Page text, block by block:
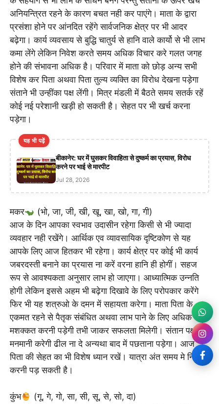
अनियन्त्रित रहने के कारण बचत नही कर पाएंगे। माता के द्वारा
प्रसंशा होने पर आंनदित रहेंगे सार्वजनिक क्षेत्र पर भी आदर
बढ़ेगा। कार्य व्यवसाय से बुद्धि चातुर्य से हानि वाले कार्यो से भी लाभ
कमा लेंगे लेकिन निवेश करते समय अधिक विचार करे गलत जगह
होने की संभावना अधिक है। परिवार में माता को छोड़ अन्य सभी
विशेष कर पिता अथवा पिता तुल्य व्यक्ति का विरोध देखना पड़ेगा
संताने भी उन्हींका पक्ष लेंगी। मित्र मंडली में बैठते समय सतर्क रहें
कोई नई परेशानी खड़ी हो सकती है। सेहत पर भी खर्च करना
पड़ेगा।
यह भी पढ़ें
बीकानेर: घर में घुसकर विवाहिता से दुष्कर्म का प्रयास, विरोध
करने पर भाई से मारपीट
Jul 28, 2026
मकर
(भो, जा, जी, खी, खू, खा, खो, गा, गी)
आज के दिन आपका स्वभाव उदासीन रहेगा किसी से भी ज्यादा
व्यवहार नही रखेंगे। आर्थिक एव व्यावसायिक दृष्टिकोण से यह
आपके लिए आज हितकर भी रहेगा। कार्य क्षेत्र पर कोई भी कार्य
जबरदस्ती बनाने का प्रयास ना करें वरना हानि ही होगीं। सहज
रूप से आवश्यकता अनुसार लाभ हो जाएगा। आध्यात्मिक उन्नति
होगी लेकिन इससे अहम भी बढ़ेगा दिखावे के लिए परोपकार करेंगे
फिर भी यह शत्रुओ के दमन में सहायता करेगा। माता पिता के
एकमत रहने से पैतृक संबंधित अथवा लाभ पाने के लिए अधिक
मशक्कत करनी पड़ेगी तभी जाकर सफलता मिलेगी। संतान पक्ष
मनमानी करेगी ढील ना दे अन्यथा बाद में पछताना पड़ेगा। आज
पिता की सेहत का भी विशेष ध्यान रखें। यात्रा अंत समय मे निरस्त
करनी पड़ सकती है।
कुंभ
(गू, गे, गो, सा, सी, सू, से, सो, दा)